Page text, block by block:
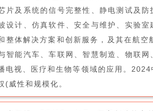
片及系统的信号完整性、静电测试及防
设计、仿真软件、安全与维护、实验室
整体解决方案和创新服务，及其在航空
智能汽车、车联网、智慧制造、物联
电视、医疗和生物等领域的应用。
(威性和规模化。